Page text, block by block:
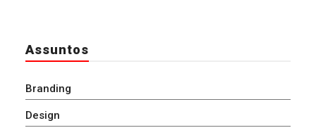
Assuntos
Branding
Design